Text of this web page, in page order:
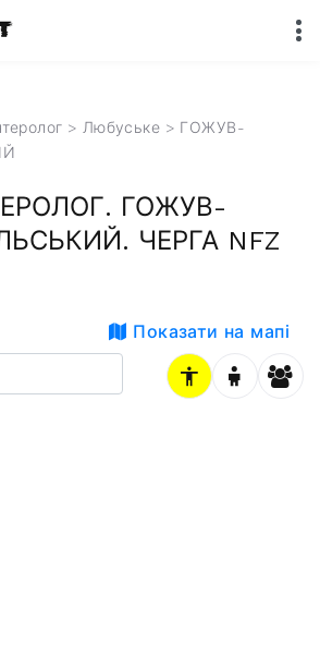
> Любуське > ГОЖУВ-
ГОЖУВ-
ЧЕРГА NFZ
Показати на мапі